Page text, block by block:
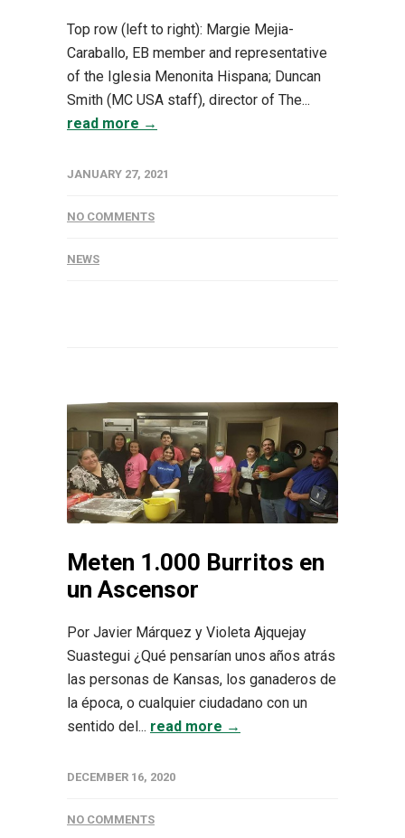
Top row (left to right): Margie Mejia-
Caraballo, EB member and representative
of the Iglesia Menonita Hispana; Duncan
Smith (MC USA staff), director of The...
read more →
JANUARY 27, 2021
NO COMMENTS
NEWS
Meten 1.000 Burritos en
un Ascensor
Por Javier Márquez y Violeta Ajquejay
Suastegui ¿Qué pensarían unos años atrás
las personas de Kansas, los ganaderos de
la época, o cualquier ciudadano con un
sentido del... read more →
DECEMBER 16, 2020
NO COMMENTS